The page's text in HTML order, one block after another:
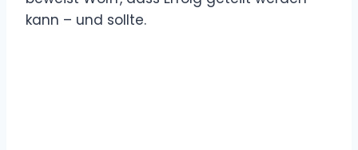
kann – und sollte.